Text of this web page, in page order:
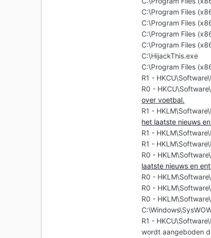
C:\Program Files
C:\Program Files
C:\Program Files
C:\Program Files
C:\HijackThis.exe
C:\Program Files
R1 -
R0 -
over voetbal.
R1 -
het laatste nieuws
R1 -
R1 -
R0 -
laatste nieuws en
R0 -
R0 -
R0 -
R1 -
wordt aangeboden